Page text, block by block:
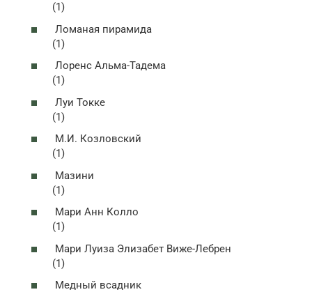
(1)
Ломаная пирамида
(1)
Лоренс Альма-Тадема
(1)
Луи Токке
(1)
М.И. Козловский
(1)
Мазини
(1)
Мари Анн Колло
(1)
Мари Луиза Элизабет Виже-Лебрен
(1)
Медный всадник